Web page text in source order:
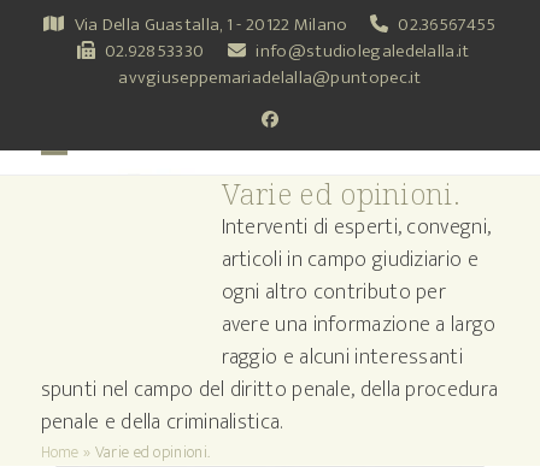
Via Della Guastalla, 1 - 20122 Milano
02.36567455
02.92853330
info@studiolegaledelalla.it
avvgiuseppemariadelalla@puntopec.it
Facebook
Varie ed opinioni.
Interventi di esperti, convegni,
articoli in campo giudiziario e
ogni altro contributo per
avere una informazione a largo
raggio e alcuni interessanti
spunti nel campo del diritto penale, della procedura
penale e della criminalistica.
Home »Varie ed opinioni.